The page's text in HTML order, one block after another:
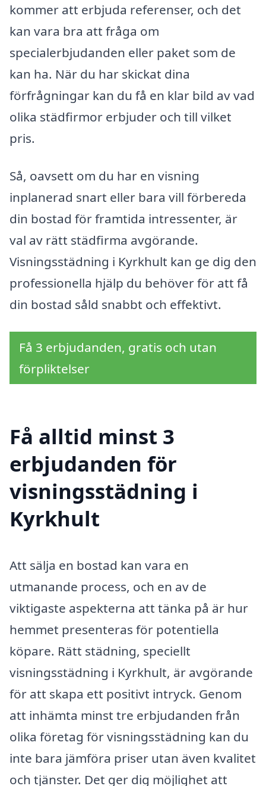
kommer att erbjuda referenser, och det
kan vara bra att fråga om
specialerbjudanden eller paket som de
kan ha. När du har skickat dina
förfrågningar kan du få en klar bild av vad
olika städfirmor erbjuder och till vilket
pris.
Så, oavsett om du har en visning
inplanerad snart eller bara vill förbereda
din bostad för framtida intressenter, är
val av rätt städfirma avgörande.
Visningsstädning i Kyrkhult kan ge dig den
professionella hjälp du behöver för att få
din bostad såld snabbt och effektivt.
Få 3 erbjudanden, gratis och utan
förpliktelser
Få alltid minst 3
erbjudanden för
visningsstädning i
Kyrkhult
Att sälja en bostad kan vara en
utmanande process, och en av de
viktigaste aspekterna att tänka på är hur
hemmet presenteras för potentiella
köpare. Rätt städning, speciellt
visningsstädning i Kyrkhult, är avgörande
för att skapa ett positivt intryck. Genom
att inhämta minst tre erbjudanden från
olika företag för visningsstädning kan du
inte bara jämföra priser utan även kvalitet
och tjänster. Det ger dig möjlighet att